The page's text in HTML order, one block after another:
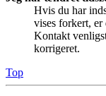
Hvis du har
vises forkert,
Kontakt
korrigeret.
Top